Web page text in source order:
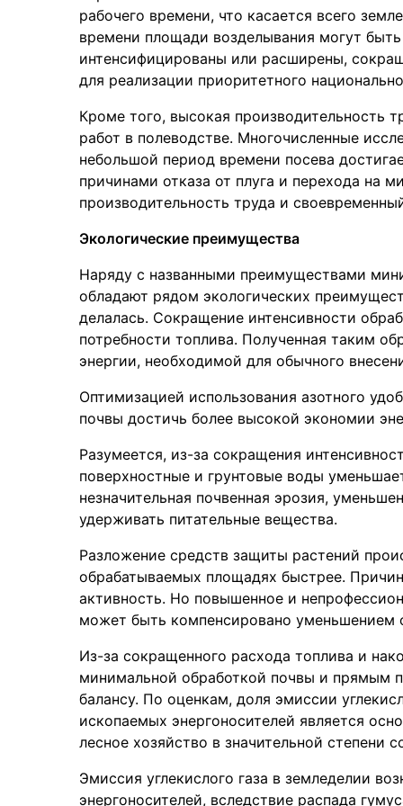
рабочего времени, что касается всего
времени площади возделывания могут
интенсифицированы или расширены,
для реализации приоритетного
Кроме того, высокая производительность
работ в полеводстве. Многочисленные
небольшой период времени посева
причинами отказа от плуга и перехода на
производительность труда и
Экологические преимущества
Наряду с названными преимуществами
обладают рядом экологических
делалась. Сокращение интенсивности
потребности топлива. Полученная таким
энергии, необходимой для обычного
Оптимизацией использования азотного
почвы достичь более высокой экономии
Разумеется, из-за сокращения
поверхностные и грунтовые воды
незначительная почвенная эрозия,
удерживать питательные вещества.
Разложение средств защиты растений
обрабатываемых площадях быстрее.
активность. Но повышенное и
может быть компенсировано уменьшением
Из-за сокращенного расхода топлива и
минимальной обработкой почвы и
балансу. По оценкам, доля эмиссии
ископаемых энергоносителей является
лесное хозяйство в значительной степени
Эмиссия углекислого газа в земледелии
энергоносителей, вследствие распада